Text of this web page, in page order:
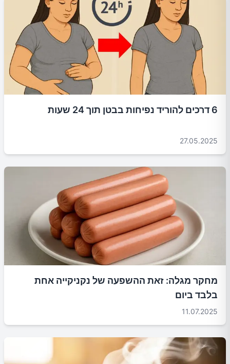
6 דרכים להוריד נפיחות בבטן תוך 24 שעות
27.05.2025
מחקר מגלה: זאת ההשפעה של נקניקייה אחת
בלבד ביום
11.07.2025